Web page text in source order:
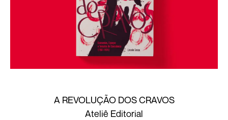
A REVOLUÇÃO DOS CRAVOS
Ateliê Editorial